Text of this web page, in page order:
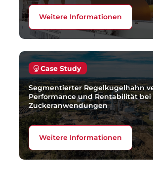
Weitere Informationen
Case Study
Segmentierter Regelkugelhahn
Performance und Rentabilität bei
Zuckeranwendungen
Weitere Informationen